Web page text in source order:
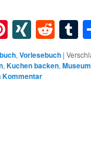
Pinterest
XING
, Vorlesebuch |
, Kuchen backen, Museum
Kommentar